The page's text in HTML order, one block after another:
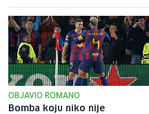
OBJAVIO ROMANO
Bomba koju niko nije